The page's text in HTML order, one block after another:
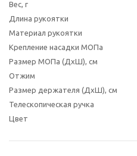
Вес, г
Длина рукоятки
Материал рукоятки
Крепление насадки МОПа
Размер МОПа (ДхШ), см
Отжим
Размер держателя (ДхШ), см
Телескопическая ручка
Цвет